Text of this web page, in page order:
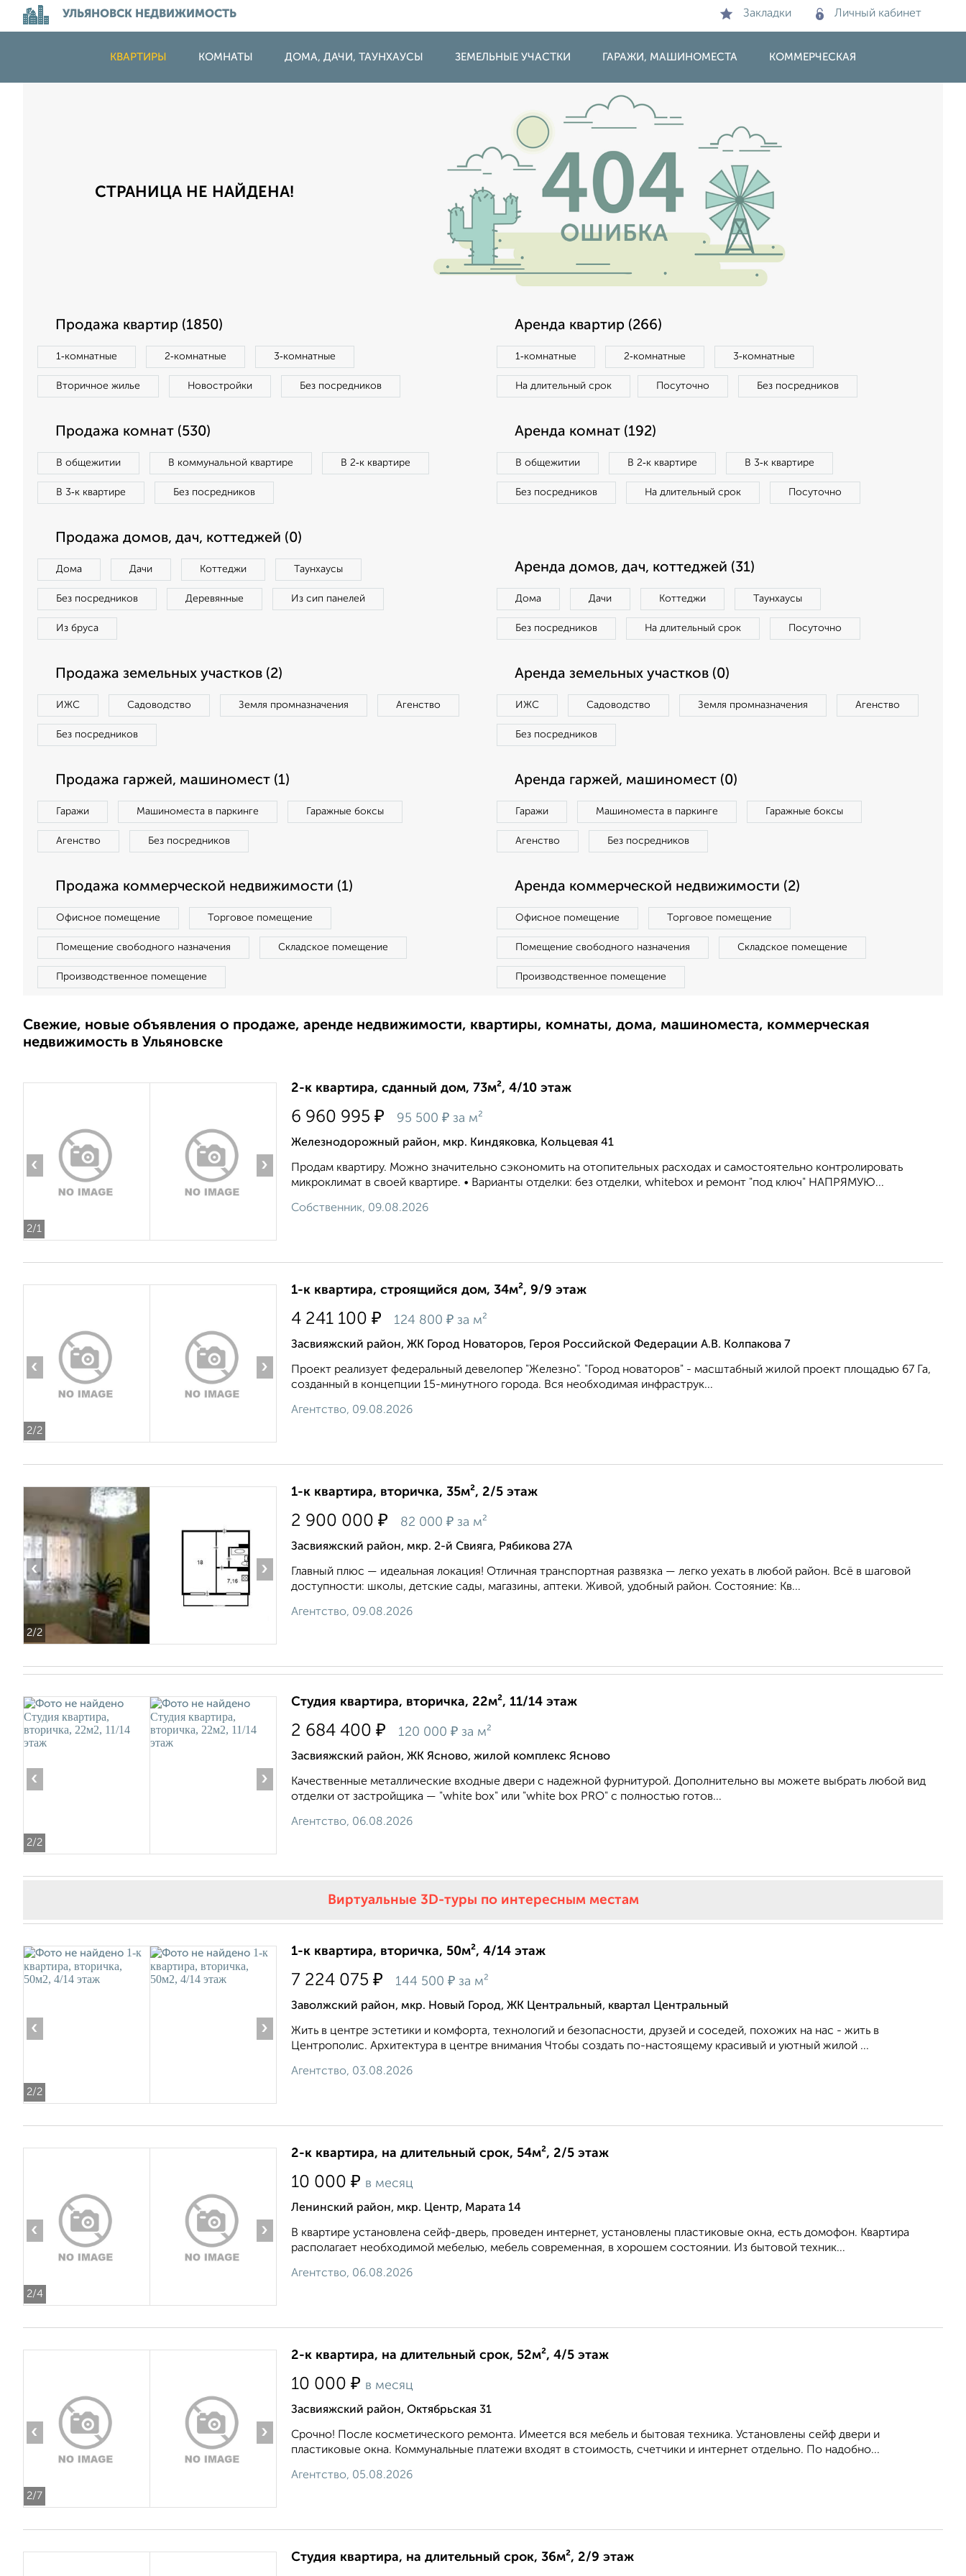
УЛЬЯНОВСК НЕДВИЖИМОСТЬ Закладки Личный кабинет
КВАРТИРЫ КОМНАТЫ ДОМА, ДАЧИ, ТАУНХАУСЫ ЗЕМЕЛЬНЫЕ УЧАСТКИ ГАРАЖИ, МАШИНОМЕСТА КОММЕРЧЕСКАЯ
СТРАНИЦА НЕ НАЙДЕНА!
Продажа квартир (1850)
1‑комнатные 2‑комнатные 3‑комнатные
Вторичное жилье Новостройки Без посредников
Аренда квартир (266)
1‑комнатные 2‑комнатные 3‑комнатные
На длительный срок Посуточно Без посредников
Продажа комнат (530)
В общежитии В коммунальной квартире В 2‑к квартире
В 3‑к квартире Без посредников
Аренда комнат (192)
В общежитии В 2‑к квартире В 3‑к квартире
Без посредников На длительный срок Посуточно
Продажа домов, дач, коттеджей (0)
Дома Дачи Коттеджи Таунхаусы
Без посредников Деревянные Из сип панелей
Из бруса
Аренда домов, дач, коттеджей (31)
Дома Дачи Коттеджи Таунхаусы
Без посредников На длительный срок Посуточно
Продажа земельных участков (2)
ИЖС Садоводство Земля промназначения Агенство
Без посредников
Аренда земельных участков (0)
ИЖС Садоводство Земля промназначения Агенство
Без посредников
Продажа гаржей, машиномест (1)
Гаражи Машиноместа в паркинге Гаражные боксы
Агенство Без посредников
Аренда гаржей, машиномест (0)
Гаражи Машиноместа в паркинге Гаражные боксы
Агенство Без посредников
Продажа коммерческой недвижимости (1)
Офисное помещение Торговое помещение
Помещение свободного назначения Складское помещение
Производственное помещение
Аренда коммерческой недвижимости (2)
Офисное помещение Торговое помещение
Помещение свободного назначения Складское помещение
Производственное помещение
Свежие, новые объявления о продаже, аренде недвижимости, квартиры, комнаты, дома, машиноместа, коммерческая
недвижимость в Ульяновске
2/1
‹ ›
2-к квартира, сданный дом, 73м², 4/10 этаж
6 960 995 ₽ 95 500 ₽ за м²
Железнодорожный район, мкр. Киндяковка, Кольцевая 41
Продам квартиру. Можно значительно сэкономить на отопительных расходах и самостоятельно контролировать
микроклимат в своей квартире. • Варианты отделки: без отделки, whitebox и ремонт "под ключ" НАПРЯМУЮ...
Собственник, 09.08.2026
2/2
‹ ›
1-к квартира, строящийся дом, 34м², 9/9 этаж
4 241 100 ₽ 124 800 ₽ за м²
Засвияжский район, ЖК Город Новаторов, Героя Российской Федерации А.В. Колпакова 7
Проект реализует федеральный девелопер "Железно". "Город новаторов" - масштабный жилой проект площадью 67 Га,
созданный в концепции 15-минутного города. Вся необходимая инфраструк...
Агентство, 09.08.2026
2/2
‹ ›
1-к квартира, вторичка, 35м², 2/5 этаж
2 900 000 ₽ 82 000 ₽ за м²
Засвияжский район, мкр. 2-й Свияга, Рябикова 27А
Главный плюс — идеальная локация! Отличная транспортная развязка — легко уехать в любой район. Всё в шаговой
доступности: школы, детские сады, магазины, аптеки. Живой, удобный район. Состояние: Кв...
Агентство, 09.08.2026
2/2
‹ ›
Студия квартира, вторичка, 22м², 11/14 этаж
2 684 400 ₽ 120 000 ₽ за м²
Засвияжский район, ЖК Ясново, жилой комплекс Ясново
Качественные металлические входные двери с надежной фурнитурой. Дополнительно вы можете выбрать любой вид
отделки от застройщика — "whitе bох" или "whitе bох PRO" с полностью готов...
Агентство, 06.08.2026
Виртуальные 3D-туры по интересным местам
2/2
‹ ›
1-к квартира, вторичка, 50м², 4/14 этаж
7 224 075 ₽ 144 500 ₽ за м²
Заволжский район, мкр. Новый Город, ЖК Центральный, квартал Центральный
Жить в центре эстетики и комфорта, технологий и безопасности, друзей и соседей, похожих на нас - жить в
Центрополис. Архитектура в центре внимания Чтобы создать по-настоящему красивый и уютный жилой ...
Агентство, 03.08.2026
2/4
‹ ›
2-к квартира, на длительный срок, 54м², 2/5 этаж
10 000 ₽ в месяц
Ленинский район, мкр. Центр, Марата 14
В квартире установлена сейф-дверь, проведен интернет, установлены пластиковые окна, есть домофон. Квартира
располагает необходимой мебелью, мебель современная, в хорошем состоянии. Из бытовой техник...
Агентство, 06.08.2026
2/7
‹ ›
2-к квартира, на длительный срок, 52м², 4/5 этаж
10 000 ₽ в месяц
Засвияжский район, Октябрьская 31
Срочно! После косметического ремонта. Имеется вся мебель и бытовая техника. Установлены сейф двери и
пластиковые окна. Коммунальные платежи входят в стоимость, счетчики и интернет отдельно. По надобно...
Агентство, 05.08.2026
Студия квартира, на длительный срок, 36м², 2/9 этаж